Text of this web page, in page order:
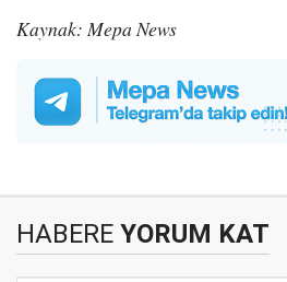
Kaynak: Mepa News
HABERE YORUM KAT